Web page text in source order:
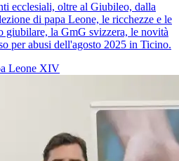
ecclesiali, oltre al Giubileo, dalla
di papa Leone, le ricchezze e le
giubilare, la GmG svizzera, le novità
per abusi dell'agosto 2025 in Ticino.
Leone XIV